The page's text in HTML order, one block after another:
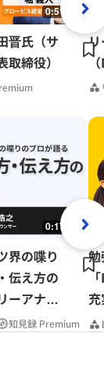
0:51:41
氏（サ
締役）
0:17:37
界の喋り
伝え方の
ーアナウ
知見録 Premium